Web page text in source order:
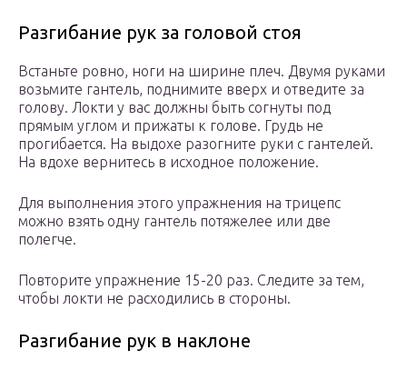
Разгибание рук за головой стоя
Встаньте ровно, ноги на ширине плеч. Двумя руками
возьмите гантель, поднимите вверх и отведите за
голову. Локти у вас должны быть согнуты под
прямым углом и прижаты к голове. Грудь не
прогибается. На выдохе разогните руки с гантелей.
На вдохе вернитесь в исходное положение.
Для выполнения этого упражнения на трицепс
можно взять одну гантель потяжелее или две
полегче.
Повторите упражнение 15-20 раз. Следите за тем,
чтобы локти не расходились в стороны.
Разгибание рук в наклоне